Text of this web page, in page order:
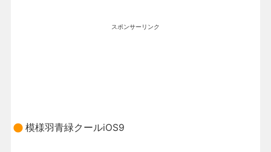
スポンサーリンク
模様羽青緑クールiOS9